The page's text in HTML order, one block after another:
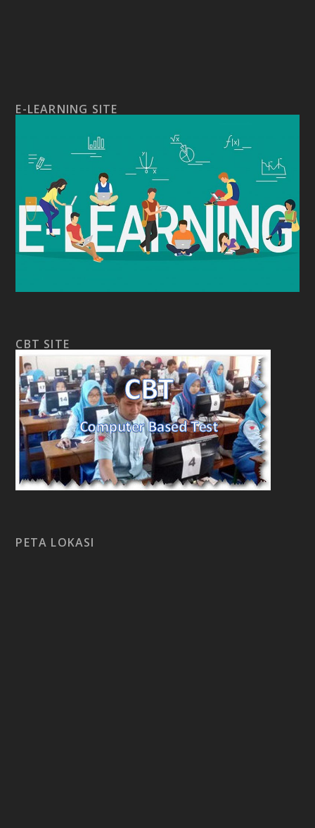
E-LEARNING SITE
CBT SITE
PETA LOKASI